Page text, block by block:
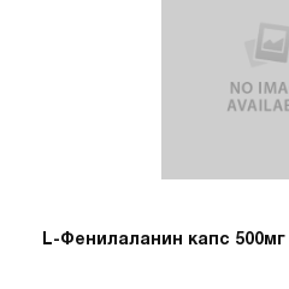
L-Фенилаланин капс